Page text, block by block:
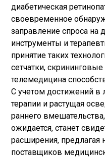
диабетическая
своевременное
заправление спроса на
инструменты и
принятие таких
сетчатки,
телемедицина
С учетом достижений в
терапии и растущая
раннего
ожидается, станет
расширения,
поставщиков